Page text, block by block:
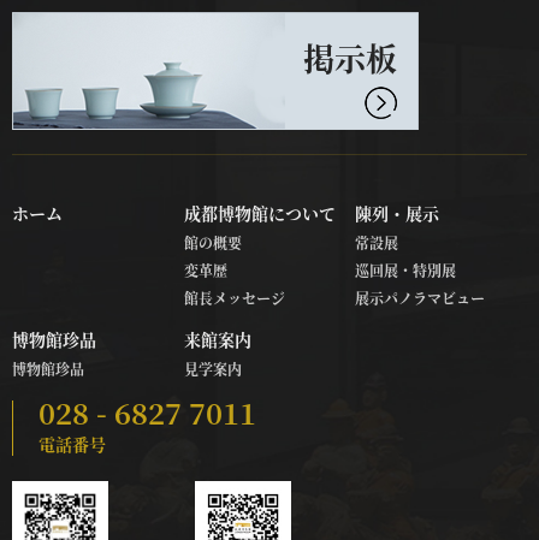
掲示板
ホーム 成都博物館について
館の概要
変革歴
館長メッセージ
陳列・展示
常設展
巡回展・特別展
展示パノラマビュー
博物館珍品
博物館珍品
来館案内
見学案内
028 - 6827 7011
電話番号